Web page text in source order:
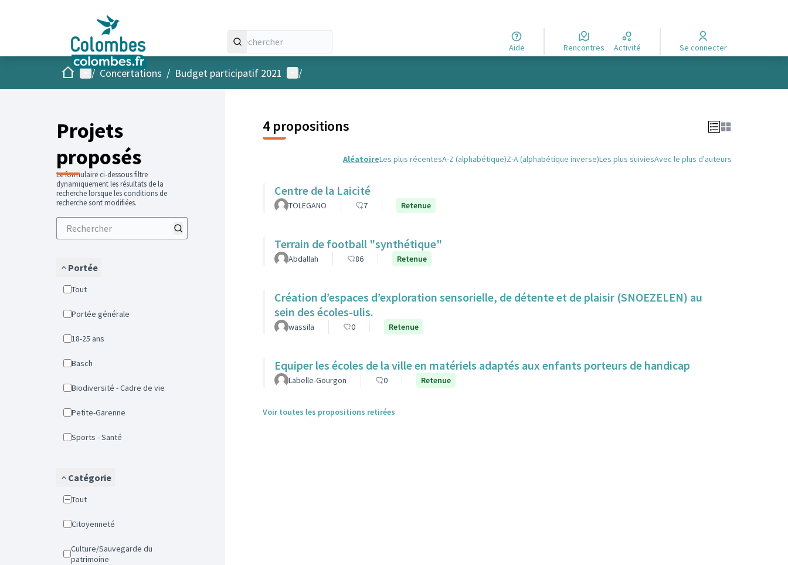
Aide Rencontres Activité Se connecter
AccueilMenu principal
/ Concertations / Budget participatif 2021 Menu utilisateur
/
Projets
proposés
Le formulaire ci-dessous filtre
dynamiquement les résultats de la
recherche lorsque les conditions de
recherche sont modifiées.
Portée
Tout
Portée générale
18-25 ans
Basch
Biodiversité - Cadre de vie
Petite-Garenne
Sports - Santé
Catégorie
Tout
Citoyenneté
Culture/Sauvegarde du
patrimoine
4 propositions
AléatoireLes plus récentesA-Z (alphabétique)Z-A (alphabétique inverse)Les plus suiviesAvec le plus d'auteurs
Centre de la Laicité
TOLEGANO 7 Retenue
Terrain de football "synthétique"
Abdallah 86 Retenue
Création d’espaces d’exploration sensorielle, de détente et de plaisir (SNOEZELEN) au
sein des écoles-ulis.
wassila 0 Retenue
Equiper les écoles de la ville en matériels adaptés aux enfants porteurs de handicap
Labelle-Gourgon 0 Retenue
Voir toutes les propositions retirées